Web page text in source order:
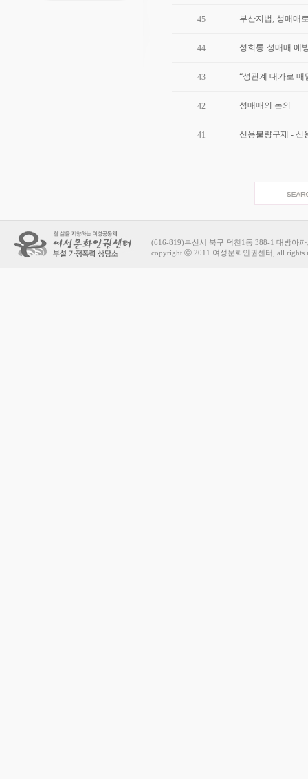
45 부산지법, 성매매
44 성희롱·성매매 예
43 “성관계 대가로 매
42 성매매의 논의
41 신용
(616-819)부산시 북구 덕천1동 388-1 대방아
copyright ⓒ 2011 여성문화인권센터, all rights